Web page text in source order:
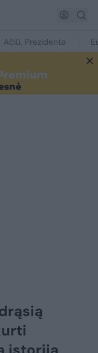
Ačiū, Prezidente